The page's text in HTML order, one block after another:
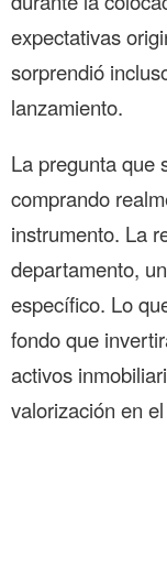
expectativas
sorprendió
lanzamiento.
La pregunta que
comprando
instrumento. La
departamento,
específico. Lo
fondo que
activos
valorización en